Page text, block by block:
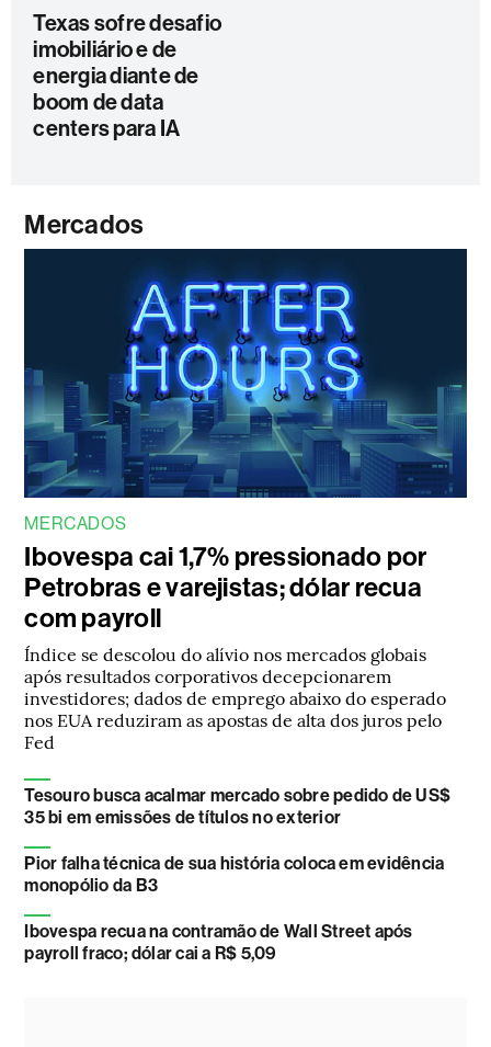
Texas sofre desafio
imobiliário e de
energia diante de
boom de data
centers para IA
Mercados
MERCADOS
Ibovespa cai 1,7% pressionado por
Petrobras e varejistas; dólar recua
com payroll
Índice se descolou do alívio nos mercados globais
após resultados corporativos decepcionarem
investidores; dados de emprego abaixo do esperado
nos EUA reduziram as apostas de alta dos juros pelo
Fed
Tesouro busca acalmar mercado sobre pedido de US$
35 bi em emissões de títulos no exterior
Pior falha técnica de sua história coloca em evidência
monopólio da B3
Ibovespa recua na contramão de Wall Street após
payroll fraco; dólar cai a R$ 5,09